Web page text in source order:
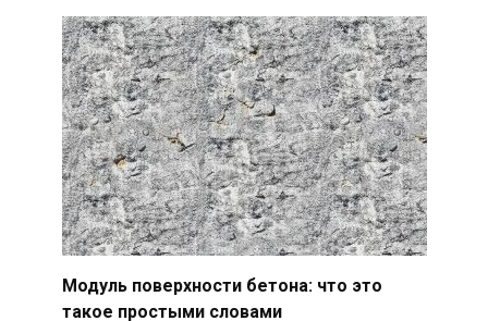
Модуль поверхности бетона: что это
такое простыми словами